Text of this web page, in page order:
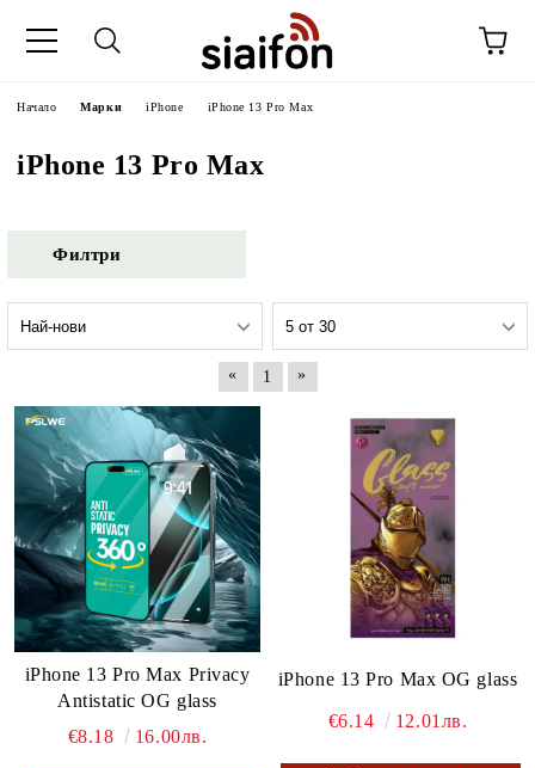
Начало Марки iPhone iPhone 13 Pro Max
iPhone 13 Pro Max
Филтри
« 1 »
iPhone 13 Pro Max Privacy
Antistatic OG glass
€8.18
16.00лв.
iPhone 13 Pro Max OG glass
€6.14 12.01лв.